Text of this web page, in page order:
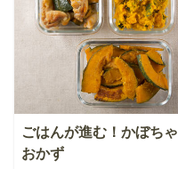
ごはんが進む！かぼちゃ
おかず